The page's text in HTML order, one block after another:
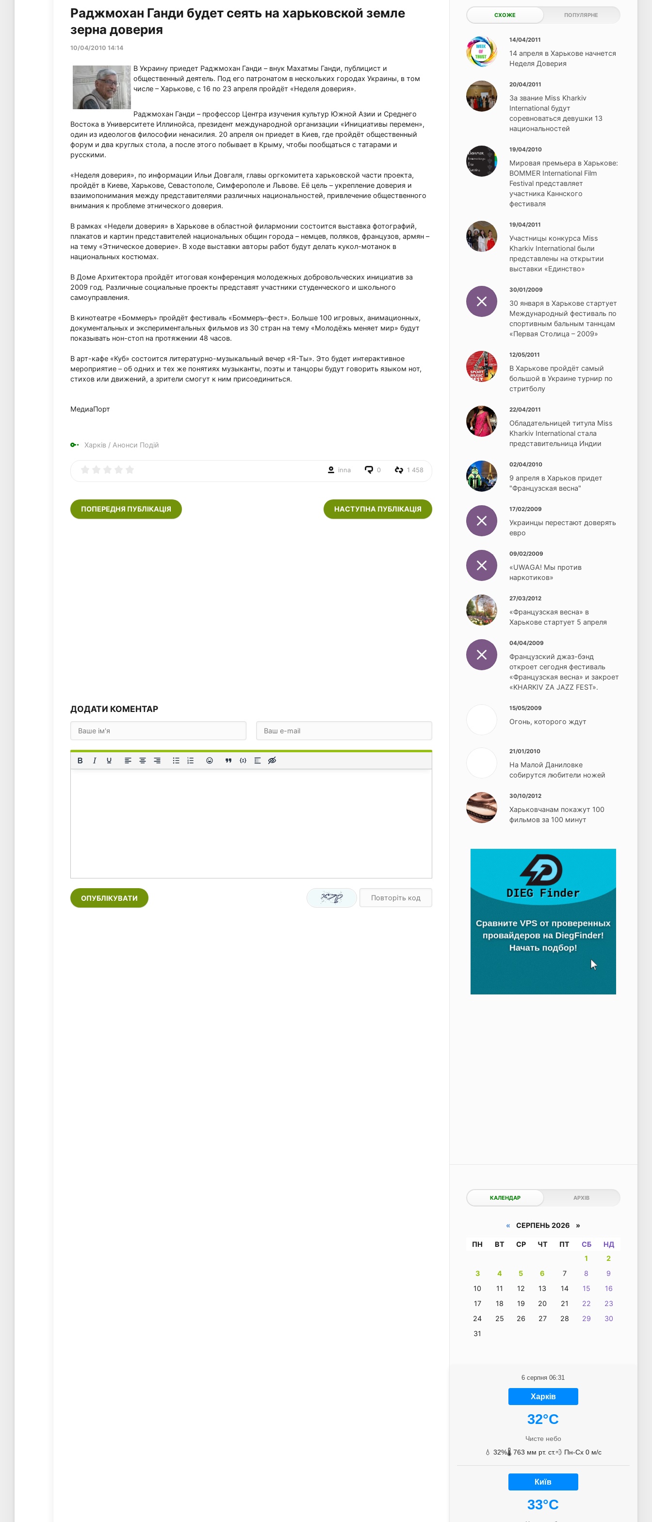
Раджмохан Ганди будет сеять на харьковской земле
зерна доверия
10/04/2010 14:14
В Украину приедет Раджмохан Ганди – внук Махатмы Ганди, публицист и
общественный деятель. Под его патронатом в нескольких городах Украины, в том
числе – Харькове, с 16 по 23 апреля пройдёт «Неделя доверия».
Раджмохан Ганди – профессор Центра изучения культур Южной Азии и Среднего
Востока в Университете Иллинойса, президент международной организации «Инициативы перемен»,
один из идеологов философии ненасилия. 20 апреля он приедет в Киев, где пройдёт общественный
форум и два круглых стола, а после этого побывает в Крыму, чтобы пообщаться с татарами и
русскими.
«Неделя доверия», по информации Ильи Довгаля, главы оргкомитета харьковской части проекта,
пройдёт в Киеве, Харькове, Севастополе, Симферополе и Львове. Её цель – укрепление доверия и
взаимопонимания между представителями различных национальностей, привлечение общественного
внимания к проблеме этнического доверия.
В рамках «Недели доверия» в Харькове в областной филармонии состоится выставка фотографий,
плакатов и картин представителей национальных общин города – немцев, поляков, французов, армян –
на тему «Этническое доверие». В ходе выставки авторы работ будут делать кукол-мотанок в
национальных костюмах.
В Доме Архитектора пройдёт итоговая конференция молодежных добровольческих инициатив за
2009 год. Различные социальные проекты представят участники студенческого и школьного
самоуправления.
В кинотеатре «Боммеръ» пройдёт фестиваль «Боммеръ-фест». Больше 100 игровых, анимационных,
документальных и экспериментальных фильмов из 30 стран на тему «Молодёжь меняет мир» будут
показывать нон-стоп на протяжении 48 часов.
В арт-кафе «Куб» состоится литературно-музыкальный вечер «Я-Ты». Это будет интерактивное
мероприятие – об одних и тех же понятиях музыканты, поэты и танцоры будут говорить языком нот,
стихов или движений, а зрители смогут к ним присоединиться.
МедиаПорт
Харків / Анонси Подій
inna 0 1 458
ПОПЕРЕДНЯ ПУБЛІКАЦІЯ НАСТУПНА ПУБЛІКАЦІЯ
ДОДАТИ КОМЕНТАР
ОПУБЛІКУВАТИ
СХОЖЕ ПОПУЛЯРНЕ
14/04/2011
14 апреля в Харькове начнется
Неделя Доверия
20/04/2011
За звание Miss Kharkiv
International будут
соревноваться девушки 13
национальностей
19/04/2010
Мировая премьера в Харькове:
BOMMER International Film
Festival представляет
участника Каннского
фестиваля
19/04/2011
Участницы конкурса Miss
Kharkiv International были
представлены на открытии
выставки «Единство»
30/01/2009
30 января в Харькове стартует
Международный фестиваль по
спортивным бальным таннцам
«Первая Столица – 2009»
12/05/2011
В Харькове пройдёт самый
большой в Украине турнир по
стритболу
22/04/2011
Обладательницей титула Miss
Kharkiv International стала
представительница Индии
02/04/2010
9 апреля в Харьков придет
"Французская весна"
17/02/2009
Украинцы перестают доверять
евро
09/02/2009
«UWAGA! Мы против
наркотиков»
27/03/2012
«Французская весна» в
Харькове стартует 5 апреля
04/04/2009
Французский джаз-бэнд
откроет сегодня фестиваль
«Французская весна» и закроет
«KHARKIV ZA JAZZ FEST».
15/05/2009
Огонь, которого ждут
21/01/2010
На Малой Даниловке
собирутся любители ножей
30/10/2012
Харьковчанам покажут 100
фильмов за 100 минут
КАЛЕНДАР АРХІВ
« СЕРПЕНЬ 2026 »
ПН ВТ СР ЧТ ПТ СБ
НД
1
2
3
4 5 6 7 8
9
10
11 12 13 14 15
16
17
18 19 20 21 22
23
24
25 26 27 28 29
30
31
6 серпня 06:31
Харків
32°C
Чисте небо
💧 32%🌡️ 763 мм рт. ст.💨 Пн-Сх 0 м/с
Київ
33°C